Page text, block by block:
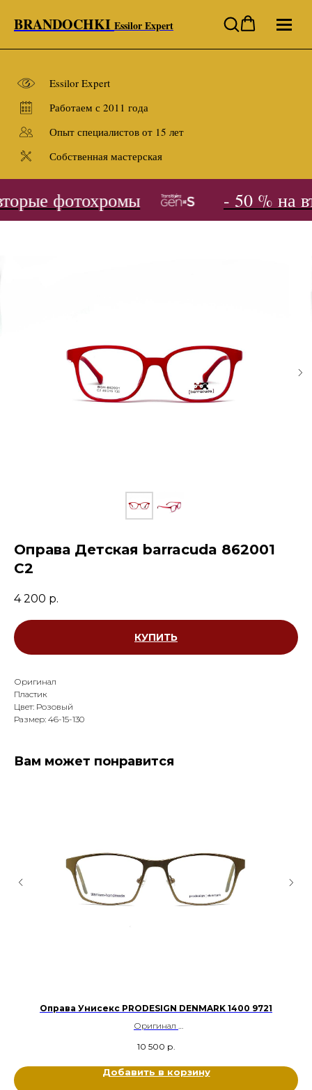
BRANDOCHKI Essilor Expert
Essilor Expert
Работаем с 2011 года
Опыт специалистов от 15 лет
Собственная мастерская
фотохромы - 50 % на
Оправа Детская barracuda 862001
С2
4 200 р.
КУПИТЬ
Оригинал
Пластик
Цвет: Розовый
Размер: 46-15-130
Вам может понравится
Оправа Унисекс PRODESIGN DENMARK 1400 9721
Оригинал
Цвет: Оливковый
10 500 р.
Добавить в корзину